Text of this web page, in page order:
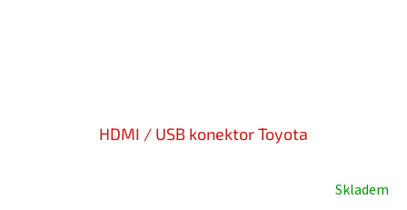
HDMI / USB konektor Toyota
Skladem